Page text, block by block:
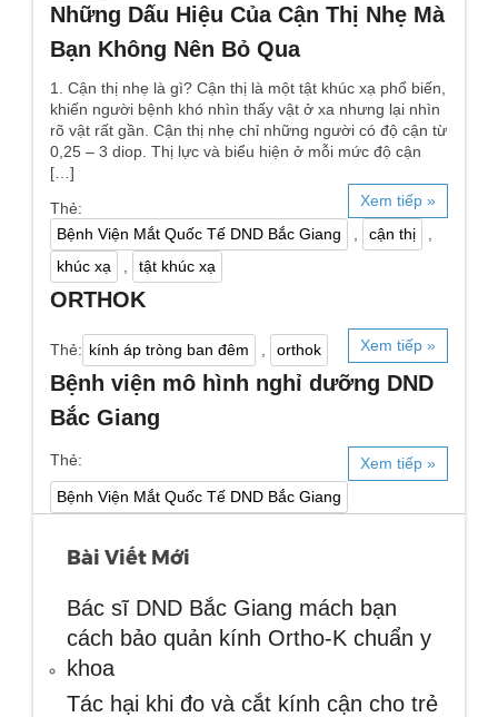
Những Dấu Hiệu Của Cận Thị Nhẹ Mà
Bạn Không Nên Bỏ Qua
1. Cận thị nhẹ là gì? Cận thị là một tật khúc xạ phổ biến,
khiến người bệnh khó nhìn thấy vật ở xa nhưng lại nhìn
rõ vật rất gần. Cận thị nhẹ chỉ những người có độ cận từ
0,25 – 3 diop. Thị lực và biểu hiện ở mỗi mức độ cận
[…]
Xem tiếp »
Thẻ:
Bệnh Viện Mắt Quốc Tế DND Bắc Giang
cận thị
khúc xạ
tật khúc xạ
ORTHOK
Xem tiếp »
Thẻ: kính áp tròng ban đêm orthok
Bệnh viện mô hình nghỉ dưỡng DND
Bắc Giang
Xem tiếp »
Thẻ:
Bệnh Viện Mắt Quốc Tế DND Bắc Giang
Bài Viết Mới
Bác sĩ DND Bắc Giang mách bạn
cách bảo quản kính Ortho-K chuẩn y
khoa
Tác hại khi đo và cắt kính cận cho trẻ